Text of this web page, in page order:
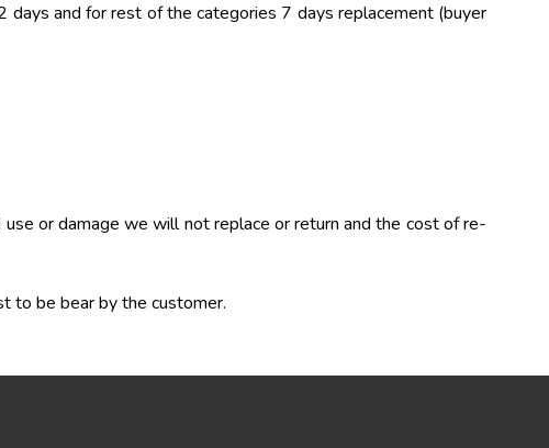
and for rest of the categories 7 days replacement (buyer
or damage we will not replace or return and the cost of re-
to be bear by the customer.